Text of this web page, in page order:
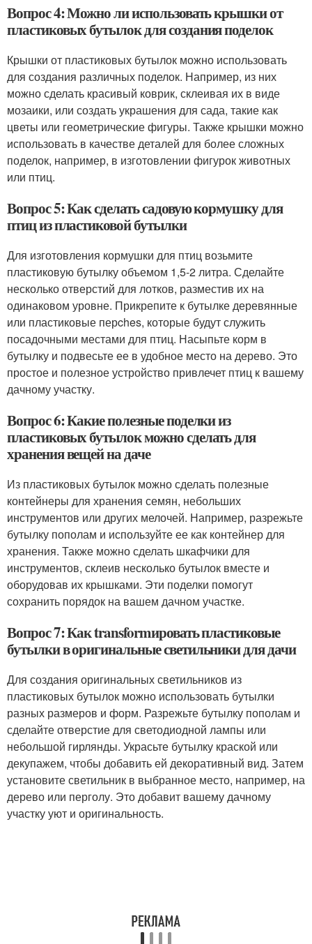
Вопрос 4: Можно ли использовать крышки от
пластиковых бутылок для создания поделок
Крышки от пластиковых бутылок можно использовать
для создания различных поделок. Например, из них
можно сделать красивый коврик, склеивая их в виде
мозаики, или создать украшения для сада, такие как
цветы или геометрические фигуры. Также крышки можно
использовать в качестве деталей для более сложных
поделок, например, в изготовлении фигурок животных
или птиц.
Вопрос 5: Как сделать садовую кормушку для
птиц из пластиковой бутылки
Для изготовления кормушки для птиц возьмите
пластиковую бутылку объемом 1,5-2 литра. Сделайте
несколько отверстий для лотков, разместив их на
одинаковом уровне. Прикрепите к бутылке деревянные
или пластиковые перches, которые будут служить
посадочными местами для птиц. Насыпьте корм в
бутылку и подвесьте ее в удобное место на дерево. Это
простое и полезное устройство привлечет птиц к вашему
дачному участку.
Вопрос 6: Какие полезные поделки из
пластиковых бутылок можно сделать для
хранения вещей на даче
Из пластиковых бутылок можно сделать полезные
контейнеры для хранения семян, небольших
инструментов или других мелочей. Например, разрежьте
бутылку пополам и используйте ее как контейнер для
хранения. Также можно сделать шкафчики для
инструментов, склеив несколько бутылок вместе и
оборудовав их крышками. Эти поделки помогут
сохранить порядок на вашем дачном участке.
Вопрос 7: Как transformировать пластиковые
бутылки в оригинальные светильники для дачи
Для создания оригинальных светильников из
пластиковых бутылок можно использовать бутылки
разных размеров и форм. Разрежьте бутылку пополам и
сделайте отверстие для светодиодной лампы или
небольшой гирлянды. Украсьте бутылку краской или
декупажем, чтобы добавить ей декоративный вид. Затем
установите светильник в выбранное место, например, на
дерево или перголу. Это добавит вашему дачному
участку уют и оригинальность.